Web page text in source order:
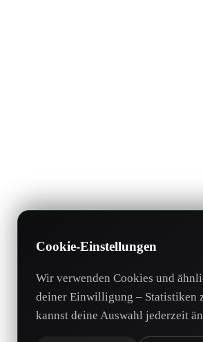
Cookie-Einstellungen
Wir verwenden Cookies und
deiner Einwilligung – Statistiken
kannst deine Auswahl jederzeit